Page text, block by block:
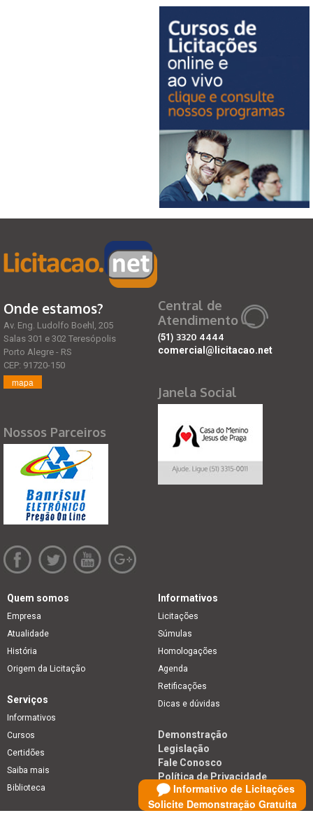
Informativo de Licitações
Solicite Demonstração Gratuita
Onde estamos?
Av. Eng. Ludolfo Boehl, 205
Salas 301 e 302 Teresópolis
Porto Alegre - RS
CEP: 91720-150
mapa
Nossos Parceiros
Central de
Atendimento
(51) 3320 4444
comercial@licitacao.net
Janela Social
Quem somos
Empresa
Atualidade
História
Origem da Licitação
Informativos
Licitações
Súmulas
Homologações
Agenda
Retificações
Dicas e dúvidas
Serviços
Informativos
Cursos
Certidões
Saiba mais
Biblioteca
Demonstração
Legislação
Fale Conosco
Política de Privacidade